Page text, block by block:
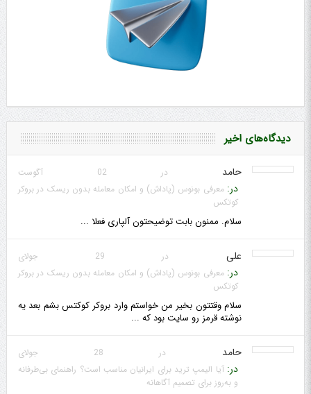
دیدگاه‌های اخیر
حامد در 02 آگوست
در:معرفی بونوس (پاداش) و امکان معامله بدون ریسک در بروکر
کوتکس
سلام. ممنون بابت توضیحتون آلپاری فعلا ...
علی در 29 جولای
در:معرفی بونوس (پاداش) و امکان معامله بدون ریسک در بروکر
کوتکس
سلام وقتتون بخیر من خواستم وارد بروکر کوکتس بشم بعد یه
نوشته قرمز رو سایت بود که ...
حامد در 28 جولای
در:آیا الیمپ ترید برای ایرانیان مناسب است؟ راهنمای بی‌طرفانه
و به‌روز برای تصمیم آگاهانه